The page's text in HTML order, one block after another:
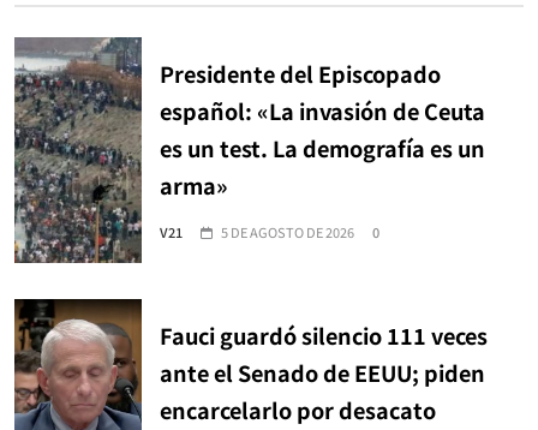
Presidente del Episcopado
español: «La invasión de Ceuta
es un test. La demografía es un
arma»
V21 5 DE AGOSTO DE 2026 0
Fauci guardó silencio 111 veces
ante el Senado de EEUU; piden
encarcelarlo por desacato